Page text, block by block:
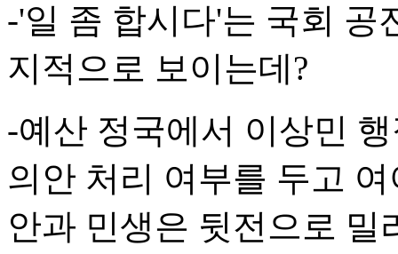
-'일 좀 합시다'는 국회 공
지적으로 보이는데?
-예산 정국에서 이상민
의안 처리 여부를 두고
안과 민생은 뒷전으로 밀